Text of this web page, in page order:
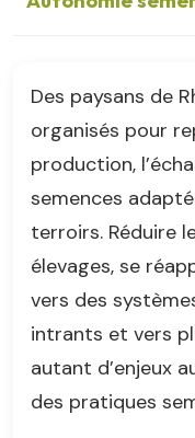
Des paysans de
organisés pour
production,
semences
terroirs. Réduire
élevages, se
vers des
intrants et vers
autant d’enjeux
des pratiques